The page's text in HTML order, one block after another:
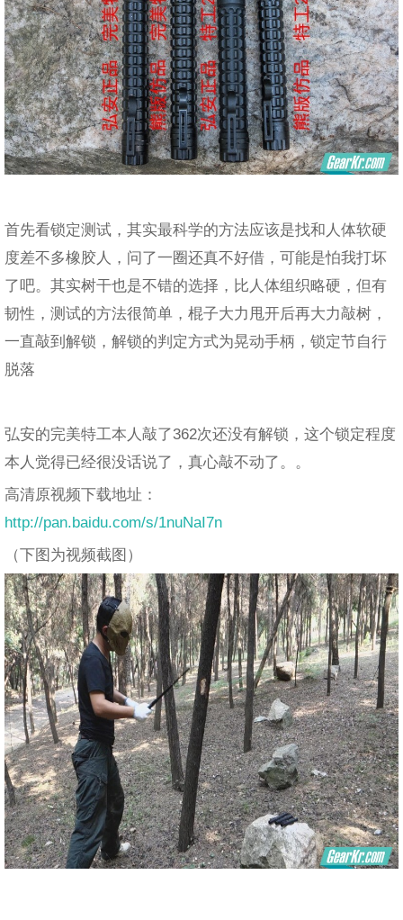
首先看锁定测试，其实最科学的方法应该是找和人体软硬
度差不多橡胶人，问了一圈还真不好借，可能是怕我打坏
了吧。其实树干也是不错的选择，比人体组织略硬，但有
韧性，测试的方法很简单，棍子大力甩开后再大力敲树，
一直敲到解锁，解锁的判定方式为晃动手柄，锁定节自行
脱落
弘安的完美特工本人敲了362次还没有解锁，这个锁定程度
本人觉得已经很没话说了，真心敲不动了。。
高清原视频下载地址：
http://pan.baidu.com/s/1nuNaI7n
（下图为视频截图）